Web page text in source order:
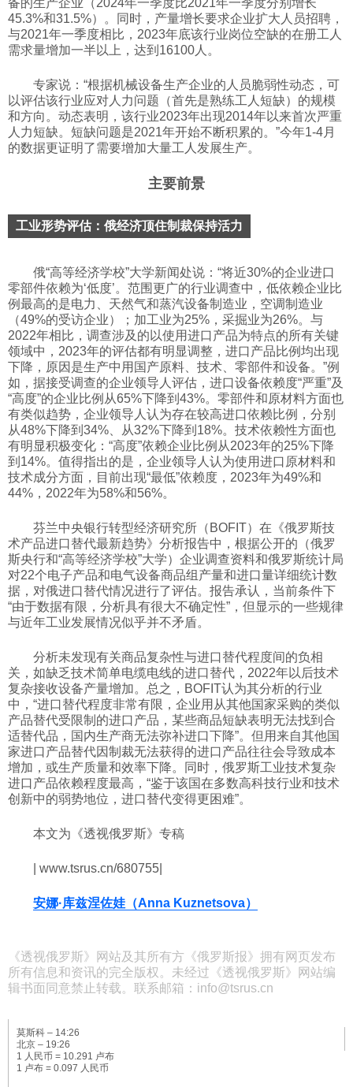
备的生产企业（2024年一季度比2021年一季度分别增长
45.3%和31.5%）。同时，产量增长要求企业扩大人员招聘，
与2021年一季度相比，2023年底该行业岗位空缺的在册工人
需求量增加一半以上，达到16100人。
专家说：“根据机械设备生产企业的人员脆弱性动态，可
以评估该行业应对人力问题（首先是熟练工人短缺）的规模
和方向。动态表明，该行业2023年出现2014年以来首次严重
人力短缺。短缺问题是2021年开始不断积累的。”今年1-4月
的数据更证明了需要增加大量工人发展生产。
主要前景
工业形势评估：俄经济顶住制裁保持活力
俄“高等经济学校”大学新闻处说：“将近30%的企业进口
零部件依赖为‘低度’。范围更广的行业调查中，低依赖企业比
例最高的是电力、天然气和蒸汽设备制造业，空调制造业
（49%的受访企业）；加工业为25%，采掘业为26%。与
2022年相比，调查涉及的以使用进口产品为特点的所有关键
领域中，2023年的评估都有明显调整，进口产品比例均出现
下降，原因是生产中用国产原料、技术、零部件和设备。”例
如，据接受调查的企业领导人评估，进口设备依赖度“严重”及
“高度”的企业比例从65%下降到43%。零部件和原材料方面也
有类似趋势，企业领导人认为存在较高进口依赖比例，分别
从48%下降到34%、从32%下降到18%。技术依赖性方面也
有明显积极变化：“高度”依赖企业比例从2023年的25%下降
到14%。值得指出的是，企业领导人认为使用进口原材料和
技术成分方面，目前出现“最低”依赖度，2023年为49%和
44%，2022年为58%和56%。
芬兰中央银行转型经济研究所（BOFIT）在《俄罗斯技
术产品进口替代最新趋势》分析报告中，根据公开的（俄罗
斯央行和“高等经济学校”大学）企业调查资料和俄罗斯统计局
对22个电子产品和电气设备商品组产量和进口量详细统计数
据，对俄进口替代情况进行了评估。报告承认，当前条件下
“由于数据有限，分析具有很大不确定性”，但显示的一些规律
与近年工业发展情况似乎并不矛盾。
分析未发现有关商品复杂性与进口替代程度间的负相
关，如缺乏技术简单电缆电线的进口替代，2022年以后技术
复杂接收设备产量增加。总之，BOFIT认为其分析的行业
中，“进口替代程度非常有限，企业用从其他国家采购的类似
产品替代受限制的进口产品，某些商品短缺表明无法找到合
适替代品，国内生产商无法弥补进口下降”。但用来自其他国
家进口产品替代因制裁无法获得的进口产品往往会导致成本
增加，或生产质量和效率下降。同时，俄罗斯工业技术复杂
进口产品依赖程度最高，“鉴于该国在多数高科技行业和技术
创新中的弱势地位，进口替代变得更困难”。
本文为《透视俄罗斯》专稿
| www.tsrus.cn/680755|
安娜·库兹涅佐娃（Anna Kuznetsova）
《透视俄罗斯》网站及其所有方《俄罗斯报》拥有网页发布
所有信息和资讯的完全版权。未经过《透视俄罗斯》网站编
辑书面同意禁止转载。联系邮箱：info@tsrus.cn
莫斯科 – 14:26
北京 – 19:26
1 人民币 = 10.291 卢布
1 卢布 = 0.097 人民币